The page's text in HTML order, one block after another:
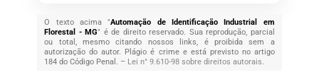
O texto acima "Automação de Identificação Industrial em
Florestal - MG" é de direito reservado. Sua reprodução, parcial
ou total, mesmo citando nossos links, é proibida sem a
autorização do autor. Plágio é crime e está previsto no artigo
184 do Código Penal. – Lei n° 9.610-98 sobre direitos autorais.